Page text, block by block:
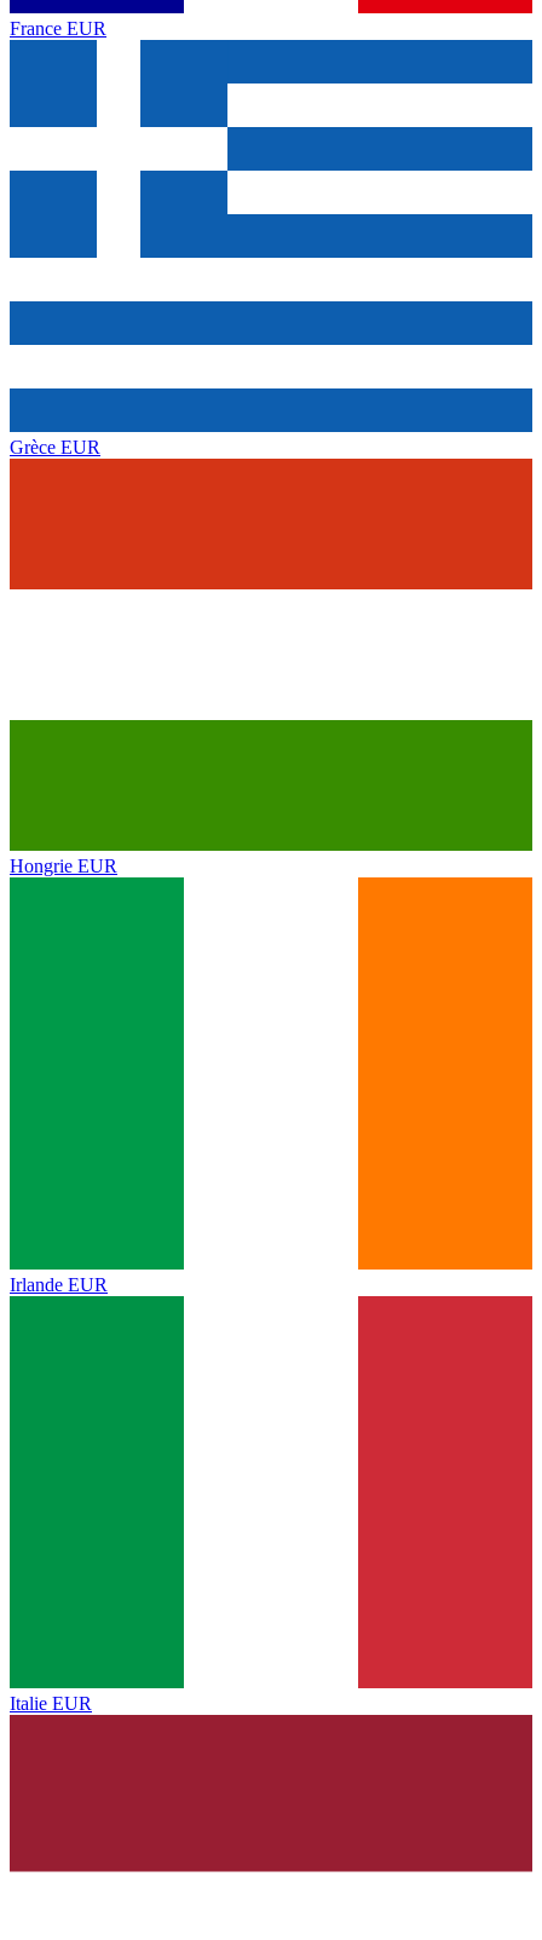
France EUR
Grèce EUR
Hongrie EUR
Irlande EUR
Italie EUR